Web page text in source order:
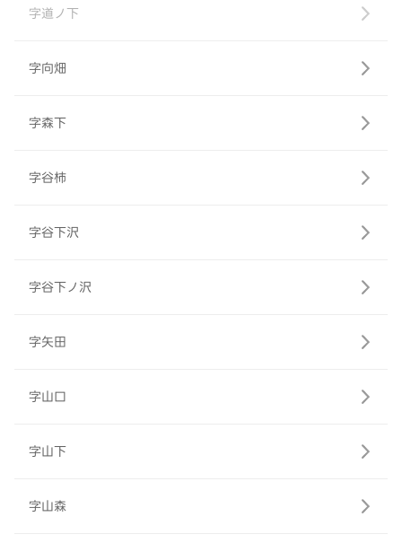
字道ノ下
字向畑
字森下
字谷柿
字谷下沢
字谷下ノ沢
字矢田
字山口
字山下
字山森